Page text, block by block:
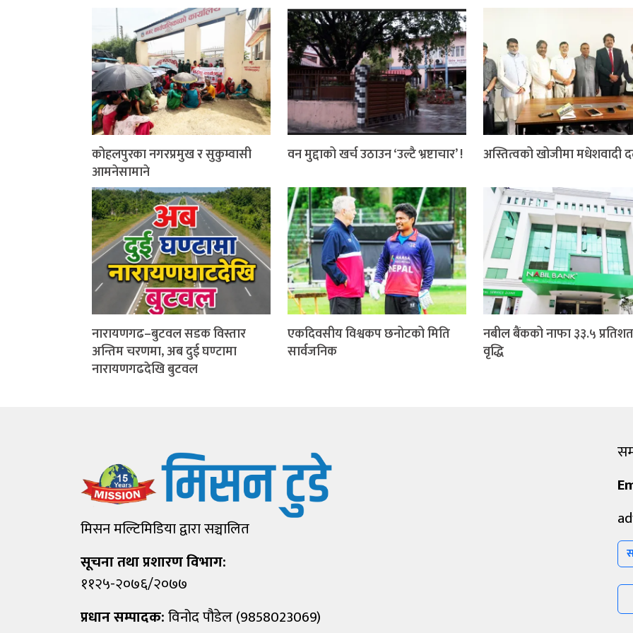
कोहलपुरका नगरप्रमुख र सुकुम्वासी
आमनेसामाने
वन मुद्दाको खर्च उठाउन ‘उल्टै भ्रष्टाचार’ ! अस्तित्वको खोजीमा मधेशवादी
नारायणगढ–बुटवल सडक विस्तार
अन्तिम चरणमा, अब दुई घण्टामा
नारायणगढदेखि बुटवल
एकदिवसीय विश्वकप छनोटको मिति
सार्वजनिक
नबील बैंकको नाफा ३३.५
वृद्धि
मिसन मल्टिमिडिया द्वारा सञ्चालित
सूचना तथा प्रशारण विभाग:
११२५-२०७६/२०७७
प्रधान सम्पादक:विनोद पौडेल (9858023069)